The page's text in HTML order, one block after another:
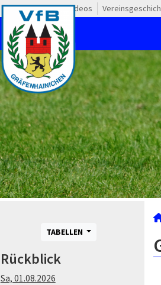
Videos
TABELLEN
Rückblick
Sa, 01.08.2026